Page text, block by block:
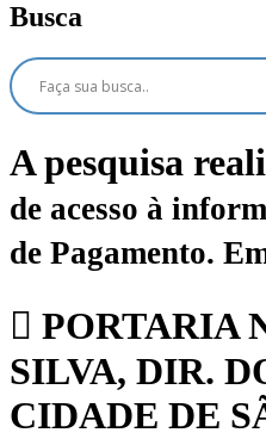
Busca
A pesquisa
de acesso à
de Pagamento.
PORTARIA
SILVA, DIR.
CIDADE DE